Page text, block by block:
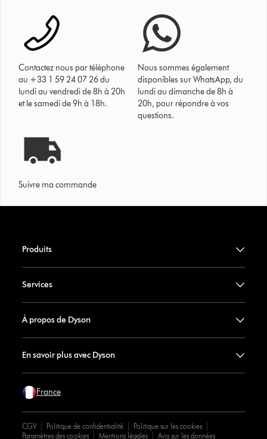
Contactez nous par téléphone
au +33 1 59 24 07 26 du
lundi au vendredi de 8h à 20h
et le samedi de 9h à 18h.
Nous sommes également
disponibles sur WhatsApp, du
lundi au dimanche de 8h à
20h, pour répondre à vos
questions.
Suivre ma commande
Produits
Services
À propos de Dyson
En savoir plus avec Dyson
France
CGV Politique de confidentialité
Politique sur les cookies
Paramètres des cookies
Mentions légales Avis sur les données